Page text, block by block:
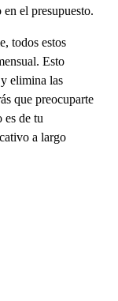
el presupuesto.
todos estos
Esto
elimina las
que preocuparte
es de tu
a largo